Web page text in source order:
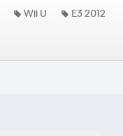
Wii U E3 2012